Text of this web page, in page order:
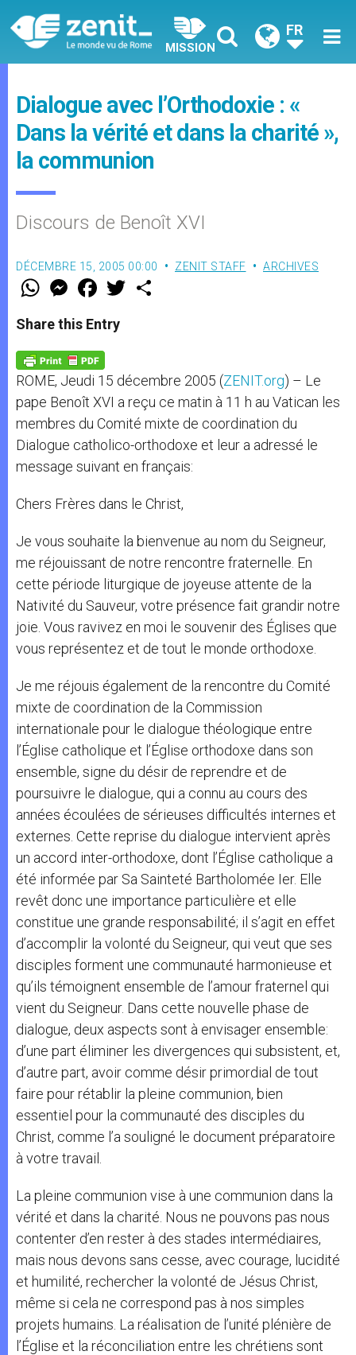
MISSION
FR
Dialogue avec l’Orthodoxie : «
Dans la vérité et dans la charité »,
la communion
Discours de Benoît XVI
DÉCEMBRE 15, 2005 00:00 ZENIT STAFF ARCHIVES
W
t
s
p
p
M
e
s
e
g
e
r
F
a
e
b
o
k
w
Share this Entry
ROME, Jeudi 15 décembre 2005 (ZENIT.org) – Le
pape Benoît XVI a reçu ce matin à 11 h au Vatican les
membres du Comité mixte de coordination du
Dialogue catholico-orthodoxe et leur a adressé le
message suivant en français:
Chers Frères dans le Christ,
Je vous souhaite la bienvenue au nom du Seigneur,
me réjouissant de notre rencontre fraternelle. En
cette période liturgique de joyeuse attente de la
Nativité du Sauveur, votre présence fait grandir notre
joie. Vous ravivez en moi le souvenir des Églises que
vous représentez et de tout le monde orthodoxe.
Je me réjouis également de la rencontre du Comité
mixte de coordination de la Commission
internationale pour le dialogue théologique entre
l’Église catholique et l’Église orthodoxe dans son
ensemble, signe du désir de reprendre et de
poursuivre le dialogue, qui a connu au cours des
années écoulées de sérieuses difficultés internes et
externes. Cette reprise du dialogue intervient après
un accord inter-orthodoxe, dont l’Église catholique a
été informée par Sa Sainteté Bartholomée Ier. Elle
revêt donc une importance particulière et elle
constitue une grande responsabilité; il s’agit en effet
d’accomplir la volonté du Seigneur, qui veut que ses
disciples forment une communauté harmonieuse et
qu’ils témoignent ensemble de l’amour fraternel qui
vient du Seigneur. Dans cette nouvelle phase de
dialogue, deux aspects sont à envisager ensemble:
d’une part éliminer les divergences qui subsistent, et,
d’autre part, avoir comme désir primordial de tout
faire pour rétablir la pleine communion, bien
essentiel pour la communauté des disciples du
Christ, comme l’a souligné le document préparatoire
à votre travail.
La pleine communion vise à une communion dans la
vérité et dans la charité. Nous ne pouvons pas nous
contenter d’en rester à des stades intermédiaires,
mais nous devons sans cesse, avec courage, lucidité
et humilité, rechercher la volonté de Jésus Christ,
même si cela ne correspond pas à nos simples
projets humains. La réalisation de l’unité plénière de
l’Église et la réconciliation entre les chrétiens sont